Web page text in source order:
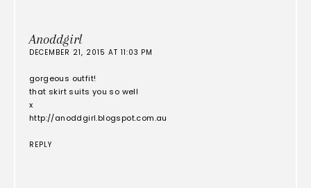
Anoddgirl
DECEMBER 21, 2015 AT 11:03 PM
gorgeous outfit!
that skirt suits you so well
x
http://anoddgirl.blogspot.com.au
REPLY